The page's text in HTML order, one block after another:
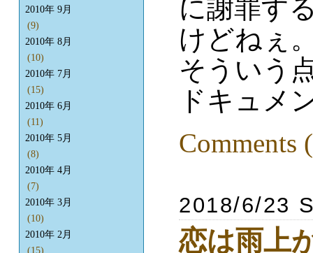
に謝罪す
けどねぇ
そういう
ドキュメ
Comments
2018/6/23
恋は雨上
2010年 9月
(9)
2010年 8月
(10)
2010年 7月
(15)
2010年 6月
(11)
2010年 5月
(8)
2010年 4月
(7)
2010年 3月
(10)
2010年 2月
(15)